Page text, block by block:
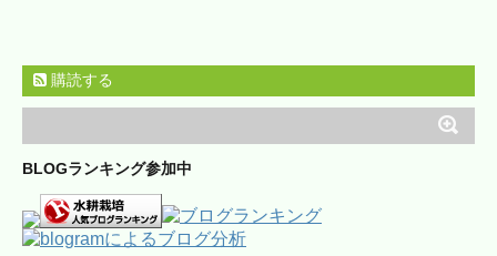
購読する
BLOGランキング参加中